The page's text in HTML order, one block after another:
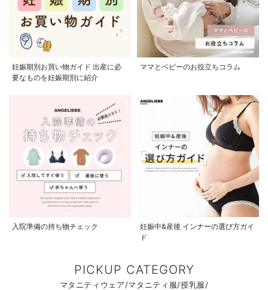
妊娠期別お買い物ガイド 出産に必
要なものを妊娠期別に紹介
ママとベビーのお役立ちコラム
入院準備の持ち物チェック
妊娠中&産後 インナーの選び方ガイ
ド
PICKUP CATEGORY
マタニティウェア/マタニティ服/授乳服/